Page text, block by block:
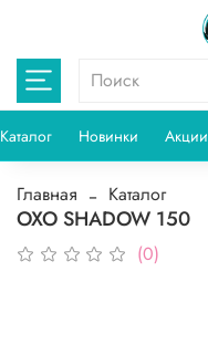
Каталог Новинки Акции
Главная Каталог
OXO SHADOW 150
(0)